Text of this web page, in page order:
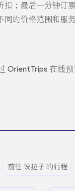
扣；最后一分钟订
的价格范围和服务
OrientTrips 在线
前往 设拉子 的行程